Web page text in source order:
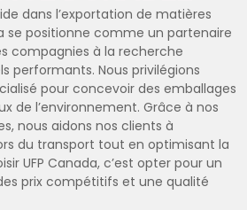
dans l’exportation de matières
se positionne comme un partenaire
compagnies à la recherche
performants. Nous privilégions
pour concevoir des emballages
de l’environnement. Grâce à nos
nous aidons nos clients à
du transport tout en optimisant la
UFP Canada, c’est opter pour un
prix compétitifs et une qualité